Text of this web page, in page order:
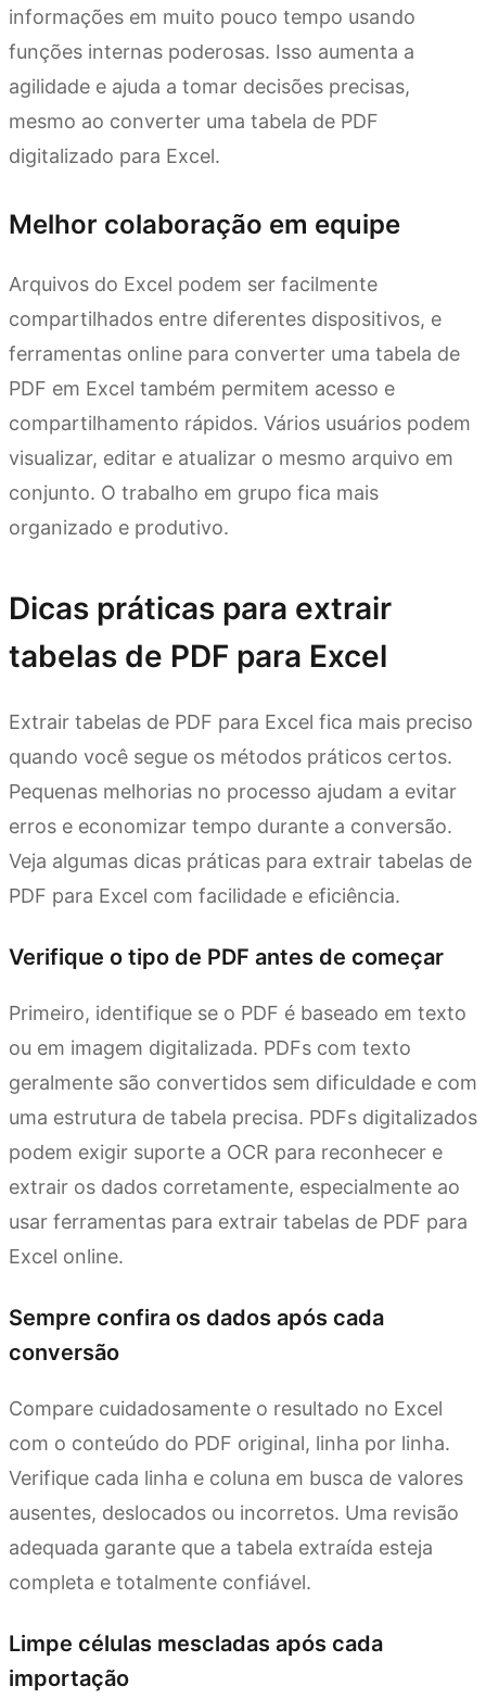
informações em muito pouco tempo usando
funções internas poderosas. Isso aumenta a
agilidade e ajuda a tomar decisões precisas,
mesmo ao converter uma tabela de PDF
digitalizado para Excel.
Melhor colaboração em equipe
Arquivos do Excel podem ser facilmente
compartilhados entre diferentes dispositivos, e
ferramentas online para converter uma tabela de
PDF em Excel também permitem acesso e
compartilhamento rápidos. Vários usuários podem
visualizar, editar e atualizar o mesmo arquivo em
conjunto. O trabalho em grupo fica mais
organizado e produtivo.
Dicas práticas para extrair
tabelas de PDF para Excel
Extrair tabelas de PDF para Excel fica mais preciso
quando você segue os métodos práticos certos.
Pequenas melhorias no processo ajudam a evitar
erros e economizar tempo durante a conversão.
Veja algumas dicas práticas para extrair tabelas de
PDF para Excel com facilidade e eficiência.
Verifique o tipo de PDF antes de começar
Primeiro, identifique se o PDF é baseado em texto
ou em imagem digitalizada. PDFs com texto
geralmente são convertidos sem dificuldade e com
uma estrutura de tabela precisa. PDFs digitalizados
podem exigir suporte a OCR para reconhecer e
extrair os dados corretamente, especialmente ao
usar ferramentas para extrair tabelas de PDF para
Excel online.
Sempre confira os dados após cada
conversão
Compare cuidadosamente o resultado no Excel
com o conteúdo do PDF original, linha por linha.
Verifique cada linha e coluna em busca de valores
ausentes, deslocados ou incorretos. Uma revisão
adequada garante que a tabela extraída esteja
completa e totalmente confiável.
Limpe células mescladas após cada
importação